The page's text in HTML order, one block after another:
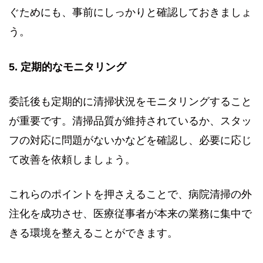
ぐためにも、事前にしっかりと確認しておきましょ
う。
5. 定期的なモニタリング
委託後も定期的に清掃状況をモニタリングすること
が重要です。清掃品質が維持されているか、スタッ
フの対応に問題がないかなどを確認し、必要に応じ
て改善を依頼しましょう。
これらのポイントを押さえることで、病院清掃の外
注化を成功させ、医療従事者が本来の業務に集中で
きる環境を整えることができます。